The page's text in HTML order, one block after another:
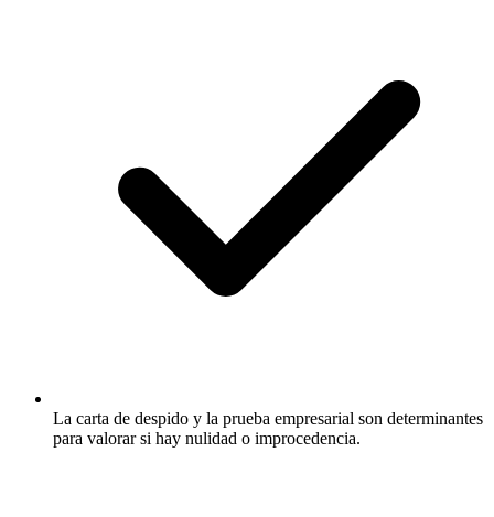
La carta de despido y la prueba empresarial son determinantes
para valorar si hay nulidad o improcedencia.